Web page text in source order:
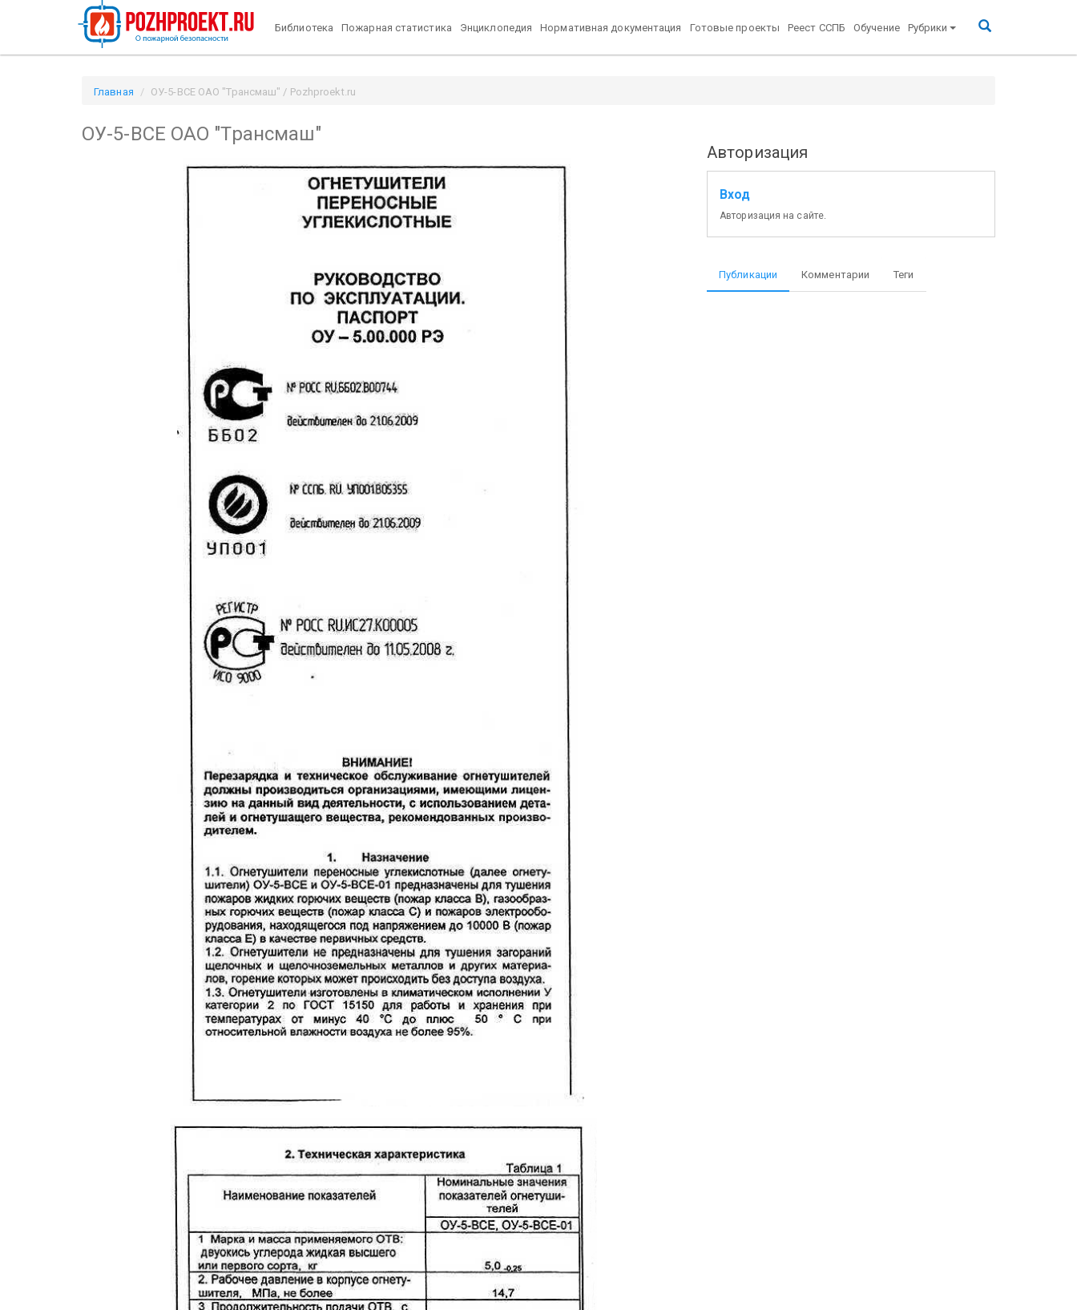
Библиотека Пожарная статистика Энциклопедия Нормативная документация Готовые проекты Реест ССПБ Обучение Рубрики
Главная ОУ-5-ВСЕ ОАО "Трансмаш" / Pozhproekt.ru
ОУ-5-ВСЕ ОАО "Трансмаш"
Авторизация
Вход
Авторизация на сайте.
Публикации Комментарии Теги